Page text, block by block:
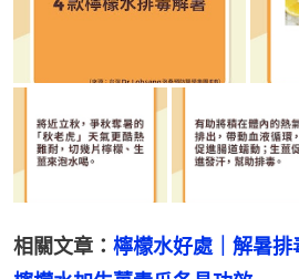
相關文章： 檸檬水好處｜解暑